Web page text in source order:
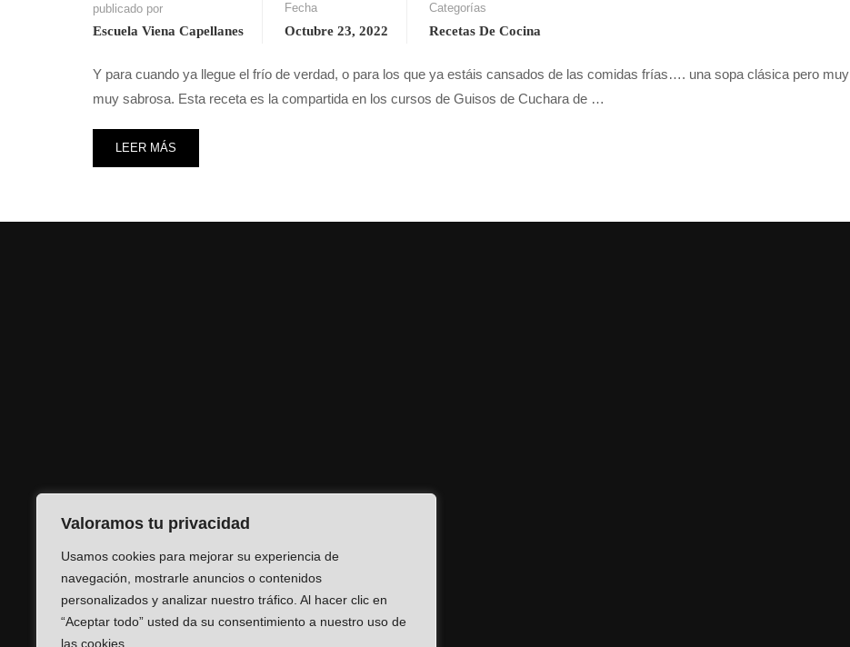
Valoramos tu privacidad
Usamos cookies para mejorar su experiencia de
navegación, mostrarle anuncios o contenidos
personalizados y analizar nuestro tráfico. Al hacer clic en
“Aceptar todo” usted da su consentimiento a nuestro uso de
las cookies.
publicado por
Escuela Viena Capellanes
Fecha
Octubre 23, 2022
Categorías
Recetas De Cocina
Y para cuando ya llegue el frío de verdad, o para los que ya estáis cansados de las comidas frías…. una sopa clásica pero muy
muy sabrosa. Esta receta es la compartida en los cursos de Guisos de Cuchara de …
LEER MÁS